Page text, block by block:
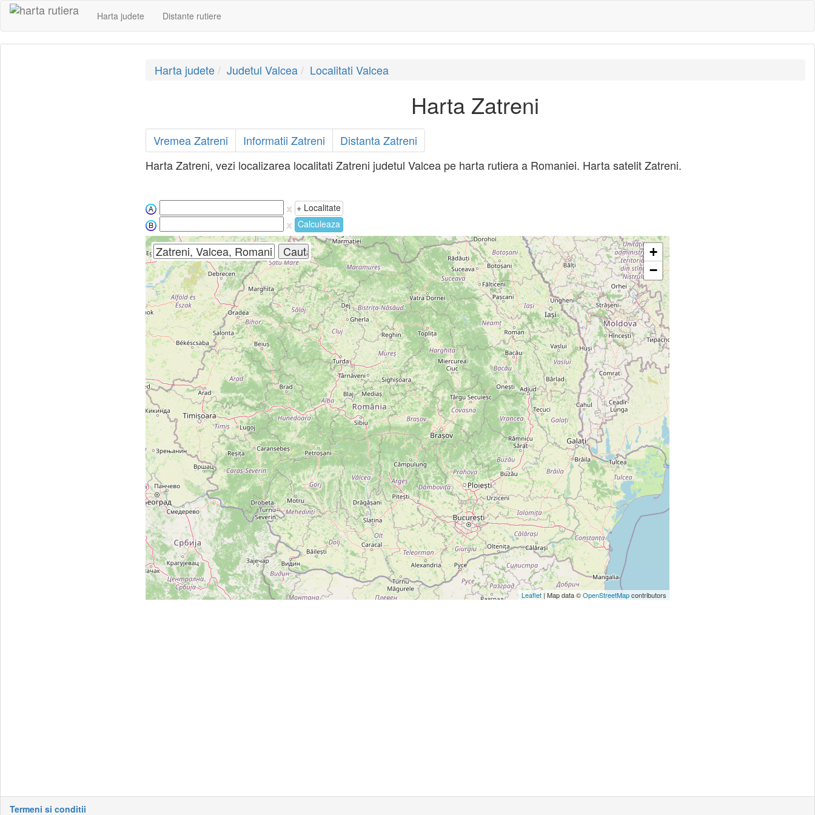
Harta judete Distante rutiere
Harta judete Judetul Valcea Localitati Valcea
Harta Zatreni
Vremea Zatreni Informatii Zatreni
Distanta Zatreni
Harta Zatreni, vezi localizarea localitati Zatreni judetul Valcea pe harta rutiera a Romaniei. Harta satelit Zatreni.
+ Localitate
Calculeaza
+
−
Leaflet | Map data ©OpenStreetMapcontributors
Termeni si conditii